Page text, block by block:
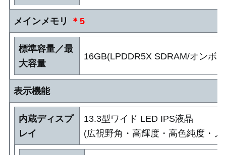
メインメモリ ＊5
標準容量／最
大容量
16GB(LPDDR5X SDRAM/オンボ
表示機能
内蔵ディスプ
レイ
13.3型ワイド LED IPS液晶
(広視野角・高輝度・高色純度・